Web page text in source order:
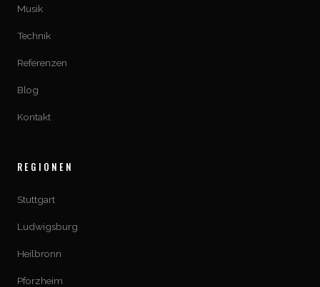
Musik
Technik
Referenzen
Blog
Kontakt
REGIONEN
Stuttgart
Ludwigsburg
Heilbronn
Pforzheim